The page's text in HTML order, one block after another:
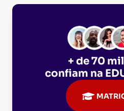
+ de 70
confiam na